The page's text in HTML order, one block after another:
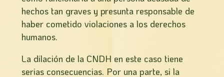
hechos tan graves y presunta responsable de
haber cometido violaciones a los derechos
humanos.
La dilación de la CNDH en este caso tiene
serias consecuencias. Por una parte, si la